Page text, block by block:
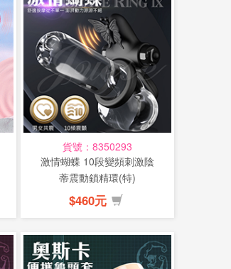
貨號：8350293
激情蝴蝶 10段變頻刺激陰
蒂震動鎖精環(特)
$460元